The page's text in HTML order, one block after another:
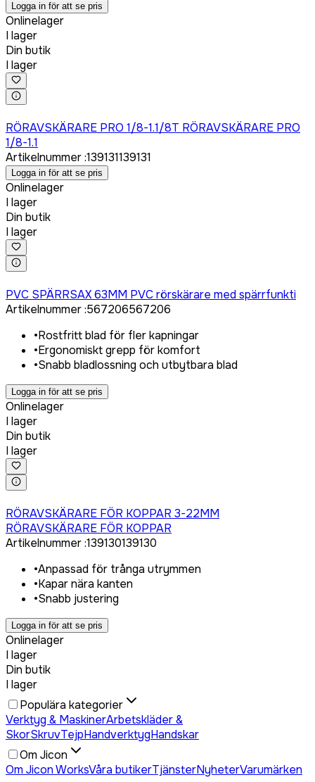
Logga in för att se pris
Onlinelager
I lager
Din butik
I lager
RÖRAVSKÄRARE PRO 1/8-1.1/8T RÖRAVSKÄRARE PRO
1/8-1.1
Artikelnummer:139131139131
Logga in för att se pris
Onlinelager
I lager
Din butik
I lager
PVC SPÄRRSAX 63MM PVC rörskärare med spärrfunkti
Artikelnummer:567206567206
•Rostfritt blad för fler kapningar
•Ergonomiskt grepp för komfort
•Snabb bladlossning och utbytbara blad
Logga in för att se pris
Onlinelager
I lager
Din butik
I lager
RÖRAVSKÄRARE FÖR KOPPAR 3-22MM
RÖRAVSKÄRARE FÖR KOPPAR
Artikelnummer:139130139130
•Anpassad för trånga utrymmen
•Kapar nära kanten
•Snabb justering
Logga in för att se pris
Onlinelager
I lager
Din butik
I lager
Populära kategorier
Verktyg & MaskinerArbetskläder &
SkorSkruvTejpHandverktygHandskar
Om Jicon
Om Jicon WorksVåra butikerTjänsterNyheterVarumärken